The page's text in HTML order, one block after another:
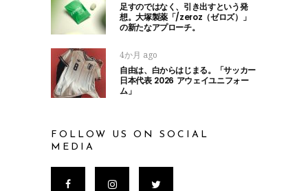
足すのではなく、引き出すという発
想。大塚製薬「/zeroz（ゼロズ）」
の新たなアプローチ。
4か月 ago
自由は、白からはじまる。「サッカー
日本代表 2026 アウェイユニフォー
ム」
FOLLOW US ON SOCIAL
MEDIA